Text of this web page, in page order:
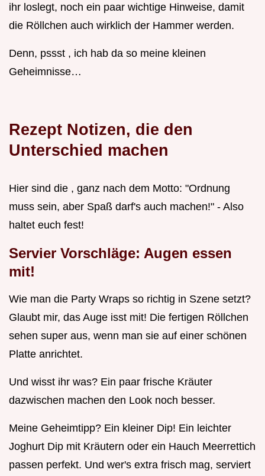
ihr loslegt, noch ein paar wichtige Hinweise, damit
die Röllchen auch wirklich der Hammer werden.
Denn, pssst , ich hab da so meine kleinen
Geheimnisse…
Rezept Notizen, die den
Unterschied machen
Hier sind die , ganz nach dem Motto: "Ordnung
muss sein, aber Spaß darf's auch machen!" - Also
haltet euch fest!
Servier Vorschläge: Augen essen
mit!
Wie man die Party Wraps so richtig in Szene setzt?
Glaubt mir, das Auge isst mit! Die fertigen Röllchen
sehen super aus, wenn man sie auf einer schönen
Platte anrichtet.
Und wisst ihr was? Ein paar frische Kräuter
dazwischen machen den Look noch besser.
Meine Geheimtipp? Ein kleiner Dip! Ein leichter
Joghurt Dip mit Kräutern oder ein Hauch Meerrettich
passen perfekt. Und wer's extra frisch mag, serviert